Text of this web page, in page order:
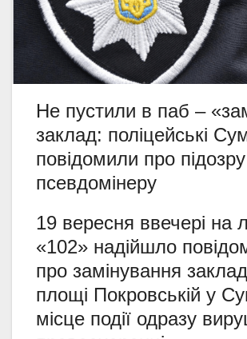
Не пустили в паб –
заклад: поліцейські
повідомили про підозру
псевдомінеру
19 вересня ввечері на
«102» надійшло
про замінування
площі Покровській у
місце події одразу